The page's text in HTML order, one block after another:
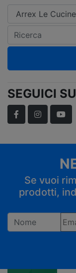
SEGUICI SU
FacebookInstagram
Se vuoi
prodotti,